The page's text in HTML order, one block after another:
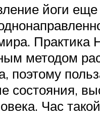
йоги
методом
поэтому
состояния,
Час